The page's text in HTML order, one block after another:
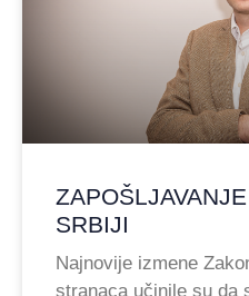
SRBIJI
Najnovije izmene
stranaca učinile su da